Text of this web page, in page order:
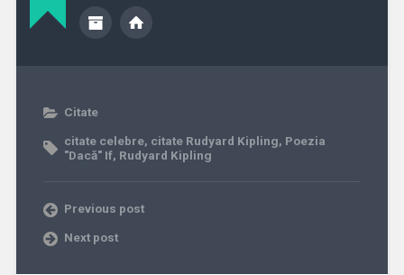
Citate
citate celebre, citate Rudyard Kipling, Poezia
"Dacă" If, Rudyard Kipling
Previous post
Next post